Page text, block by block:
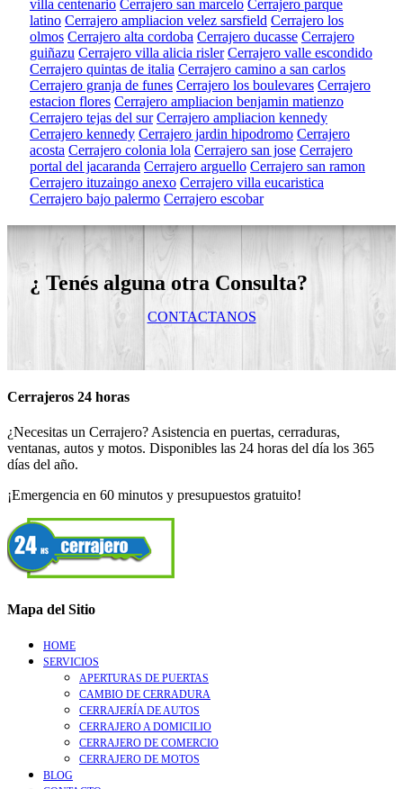
villa centenario Cerrajero san marcelo Cerrajero parque
latino Cerrajero ampliacion velez sarsfield Cerrajero los
olmos Cerrajero alta cordoba Cerrajero ducasse Cerrajero
guiñazu Cerrajero villa alicia risler Cerrajero valle escondido
Cerrajero quintas de italia Cerrajero camino a san carlos
Cerrajero granja de funes Cerrajero los boulevares Cerrajero
estacion flores Cerrajero ampliacion benjamin matienzo
Cerrajero tejas del sur Cerrajero ampliacion kennedy
Cerrajero kennedy Cerrajero jardin hipodromo Cerrajero
acosta Cerrajero colonia lola Cerrajero san jose Cerrajero
portal del jacaranda Cerrajero arguello Cerrajero san ramon
Cerrajero ituzaingo anexo Cerrajero villa eucaristica
Cerrajero bajo palermo Cerrajero escobar
¿ Tenés alguna otra Consulta?
CONTACTANOS
Cerrajeros 24 horas
¿Necesitas un Cerrajero? Asistencia en puertas, cerraduras,
ventanas, autos y motos. Disponibles las 24 horas del día los 365
días del año.
¡Emergencia en 60 minutos y presupuestos gratuito!
Mapa del Sitio
HOME
SERVICIOS
APERTURAS DE PUERTAS
CAMBIO DE CERRADURA
CERRAJERÍA DE AUTOS
CERRAJERO A DOMICILIO
CERRAJERO DE COMERCIO
CERRAJERO DE MOTOS
BLOG